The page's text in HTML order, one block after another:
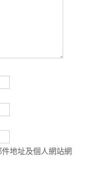
地址及個人網站網